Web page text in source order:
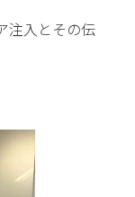
注入とその伝